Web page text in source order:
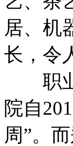
居、机
长，令
职业
院自
周”。